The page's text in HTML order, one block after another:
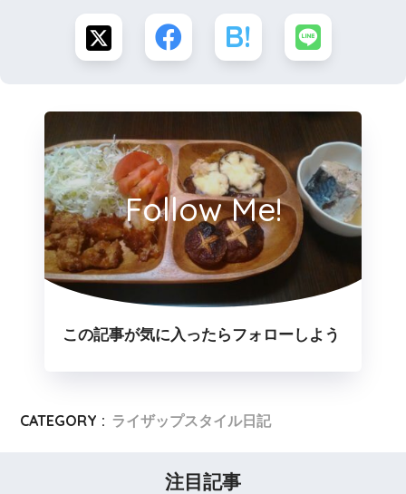
Follow Me!
この記事が気に入ったらフォローしよう
CATEGORY : ライザップスタイル日記
注目記事